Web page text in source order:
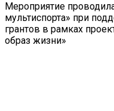
Мероприятие
мультиспорта» при
грантов в рамках
образ жизни»